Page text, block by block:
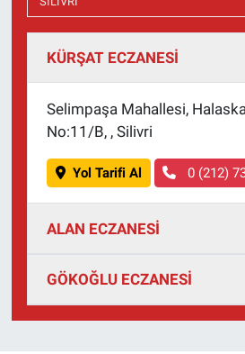
KÜRŞAT ECZANESİ
Selimpaşa Mahallesi,
No:11/B, , Silivri
Yol Tarifi Al 0 (212)
ALAN ECZANESİ
GÖKOĞLU ECZANESİ